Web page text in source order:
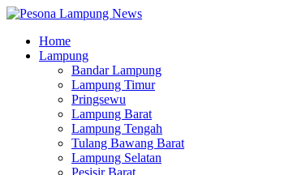
Home
Lampung
Bandar Lampung
Lampung Timur
Pringsewu
Lampung Barat
Lampung Tengah
Tulang Bawang Barat
Lampung Selatan
Pesisir Barat